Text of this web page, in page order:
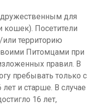
дружественным для
Посетители
территорию
Питомцами при
правил. В
пребывать только с
и старше. В случае
16 лет,